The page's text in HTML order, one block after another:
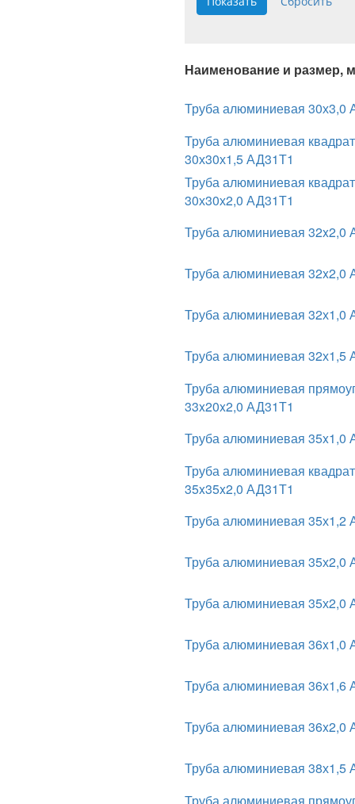
Наименование и размер,
Труба алюминиевая 30х3,0
Труба алюминиевая
30х30х1,5 АД31Т1
Труба алюминиевая
30х30х2,0 АД31Т1
Труба алюминиевая 32x2,0
Труба алюминиевая 32x2,0
Труба алюминиевая 32х1,0
Труба алюминиевая 32х1,5
Труба алюминиевая
33x20x2,0 АД31Т1
Труба алюминиевая 35x1,0
Труба алюминиевая
35x35x2,0 АД31Т1
Труба алюминиевая 35х1,2
Труба алюминиевая 35х2,0
Труба алюминиевая 35х2,0
Труба алюминиевая 36x1,0
Труба алюминиевая 36x1,6
Труба алюминиевая 36x2,0
Труба алюминиевая 38х1,5